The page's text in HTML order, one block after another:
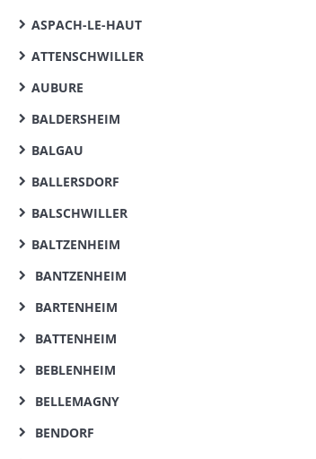
ASPACH-LE-HAUT
ATTENSCHWILLER
AUBURE
BALDERSHEIM
BALGAU
BALLERSDORF
BALSCHWILLER
BALTZENHEIM
BANTZENHEIM
BARTENHEIM
BATTENHEIM
BEBLENHEIM
BELLEMAGNY
BENDORF